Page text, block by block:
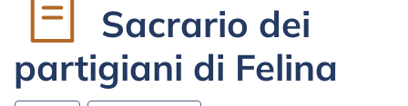
Sacrario dei
partigiani di Felina